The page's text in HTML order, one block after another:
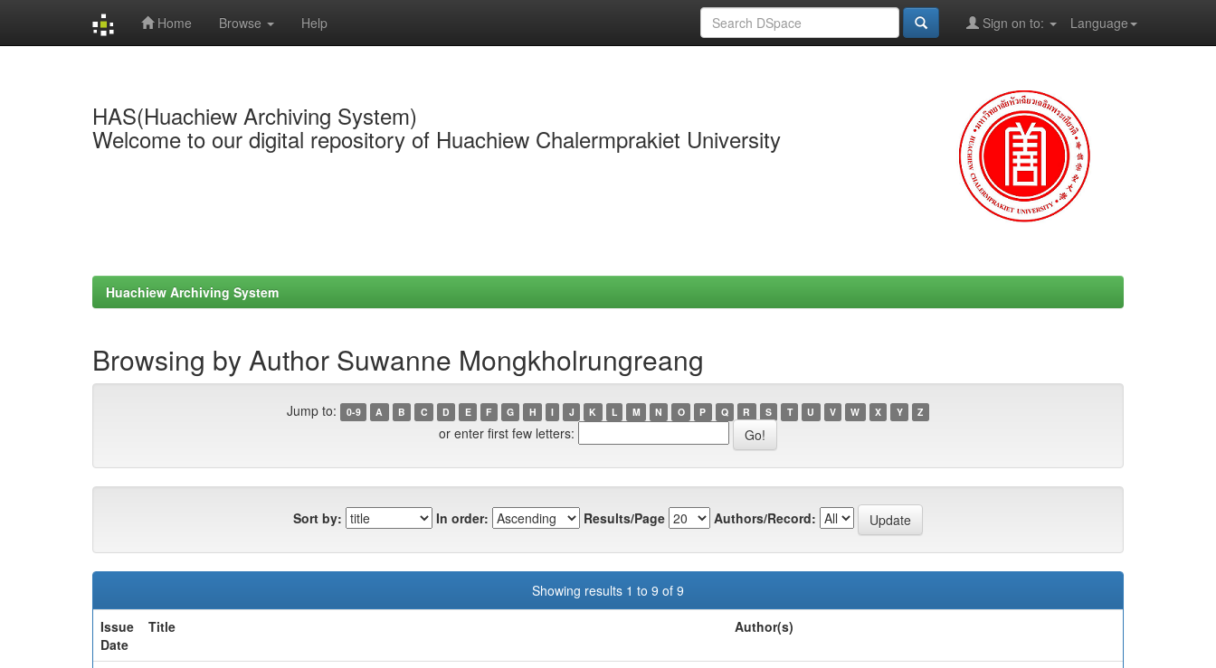
Home Browse Help Language
Sign on to:
HAS(Huachiew Archiving System)
Welcome to our digital repository of Huachiew Chalermprakiet University
Huachiew Archiving System
Browsing by Author Suwanne Mongkholrungreang
Jump to: 0-9 A B C D E F G H I J K L M N O P Q R S T U V W X Y Z
or enter first few letters:
Sort by: In order: Results/Page Authors/Record:
Showing results 1 to 9 of 9
Issue
Date
Title Author(s)